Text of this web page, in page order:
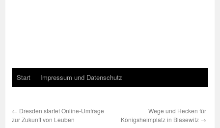
Start Impressum und Datenschutz
← Dresden startet Online-Umfrage
zur Zukunft von Leuben
Wege und Hecken für
Königsheimplatz in Blasewitz →